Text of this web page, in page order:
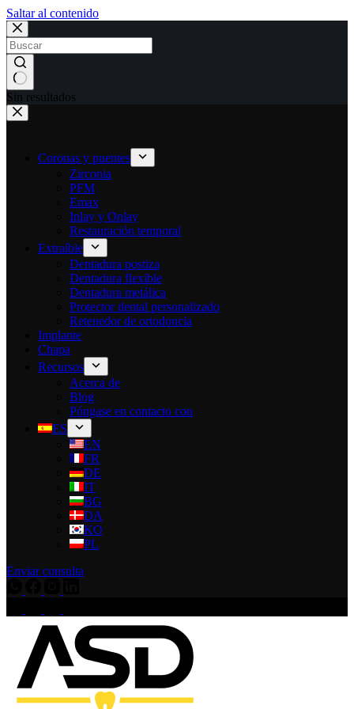
Saltar al contenido
Sin resultados
Coronas y puentes
Zirconia
PFM
Emax
Inlay y Onlay
Restauración temporal
Extraíble
Dentadura postiza
Dentadura flexible
Dentadura metálica
Protector dental personalizado
Retenedor de ortodoncia
Implante
Chapa
Recursos
Acerca de
Blog
Póngase en contacto con
ES
EN
FR
DE
IT
BG
DA
KO
PL
Enviar consulta